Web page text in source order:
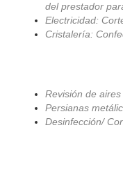
del prestador
Electricidad:
Cristalería:
Revisión de
Persianas
Desinfección/